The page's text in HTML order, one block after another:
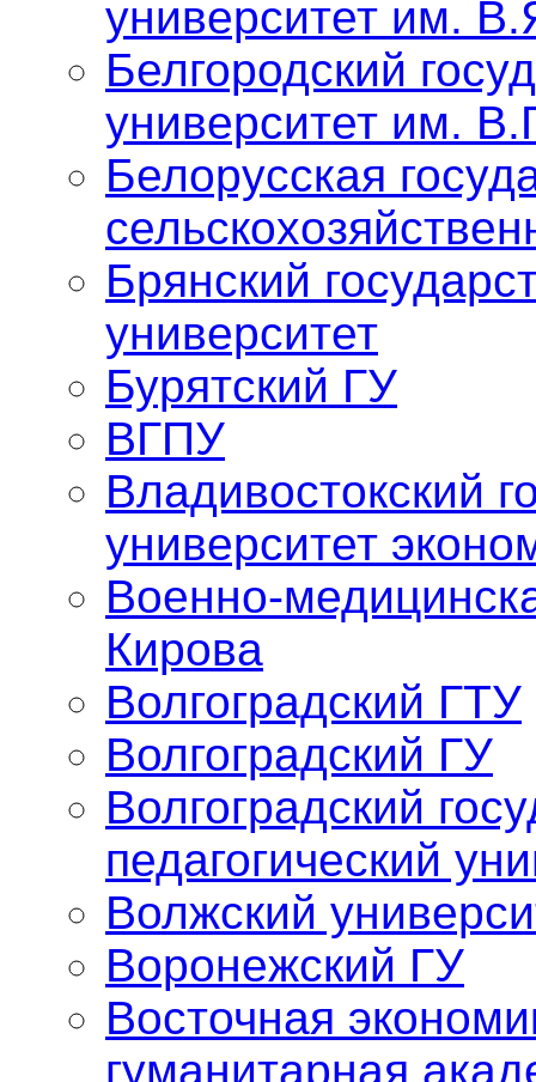
университет им.
Белгородский
университет им.
Белорусская
Брянский
университет
Бурятский ГУ
ВГПУ
Владивостокский
университет
Военно-
Кирова
Волгоградский ГТУ
Волгоградский ГУ
Волгоградский
педагогический
Волжский
Воронежский ГУ
Восточная
гуманитарная